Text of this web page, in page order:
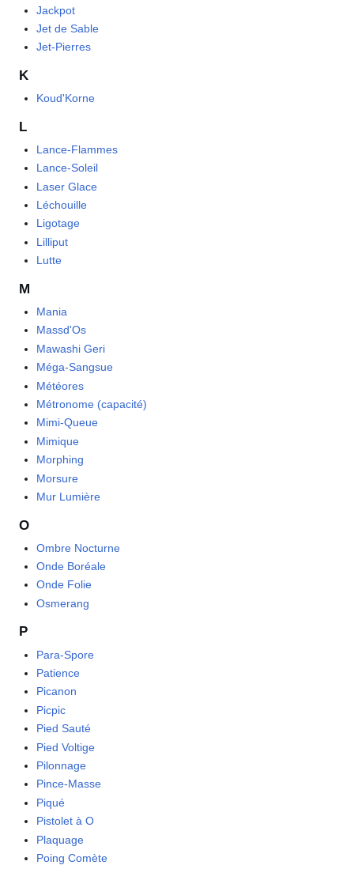
Jackpot
Jet de Sable
Jet-Pierres
K
Koud'Korne
L
Lance-Flammes
Lance-Soleil
Laser Glace
Léchouille
Ligotage
Lilliput
Lutte
M
Mania
Massd'Os
Mawashi Geri
Méga-Sangsue
Météores
Métronome (capacité)
Mimi-Queue
Mimique
Morphing
Morsure
Mur Lumière
O
Ombre Nocturne
Onde Boréale
Onde Folie
Osmerang
P
Para-Spore
Patience
Picanon
Picpic
Pied Sauté
Pied Voltige
Pilonnage
Pince-Masse
Piqué
Pistolet à O
Plaquage
Poing Comète